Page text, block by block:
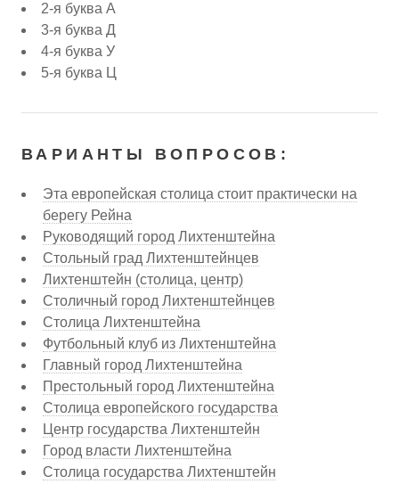
2-я буква А
3-я буква Д
4-я буква У
5-я буква Ц
ВАРИАНТЫ ВОПРОСОВ:
Эта европейская столица стоит практически на
берегу Рейна
Руководящий город Лихтенштейна
Стольный град Лихтенштейнцев
Лихтенштейн (столица, центр)
Столичный город Лихтенштейнцев
Столица Лихтенштейна
Футбольный клуб из Лихтенштейна
Главный город Лихтенштейна
Престольный город Лихтенштейна
Столица европейского государства
Центр государства Лихтенштейн
Город власти Лихтенштейна
Столица государства Лихтенштейн